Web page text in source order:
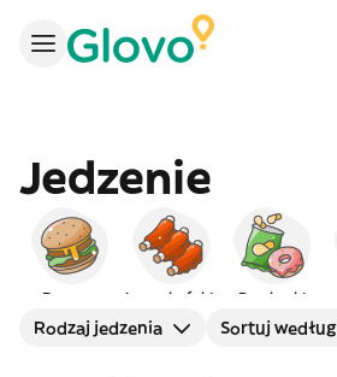
Jedzenie
Burgery Amerykańskie Przekąski
Rodzaj jedzenia Sortuj według